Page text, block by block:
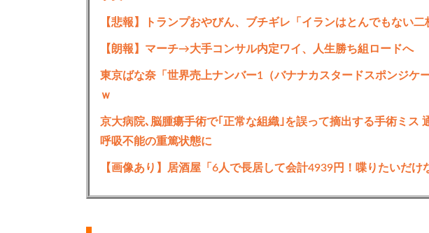
【悲報】トランプおやびん、ブチギレ「イランはとんでもない二
【朗報】マーチ→大手コンサル内定ワイ、人生勝ち組ロードへ
東京ばな奈「世界売上ナンバー1（バナナカスタードスポンジケ
ｗ
京大病院､脳腫瘍手術で｢正常な組織｣を誤って摘出する手術ミス
呼吸不能の重篤状態に
【画像あり】居酒屋「6人で長居して会計4939円！喋りたいだけ